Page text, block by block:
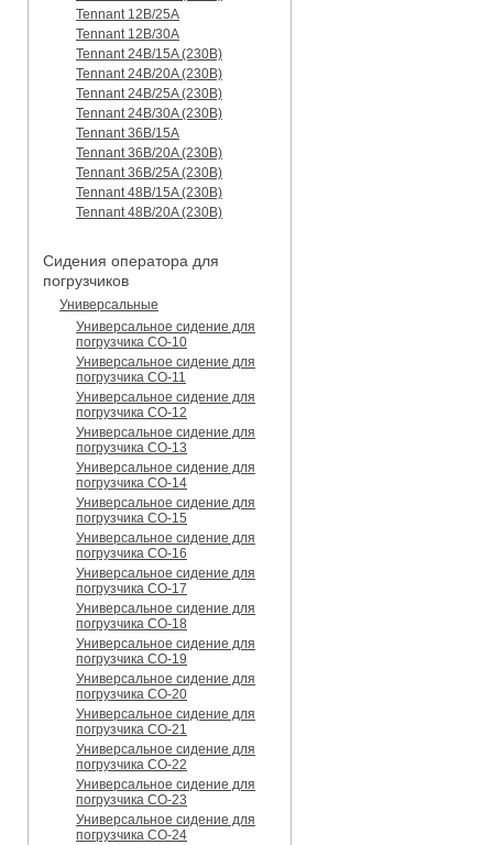
Tennant 12B/25A
Tennant 12B/30A
Tennant 24B/15A (230B)
Tennant 24B/20A (230B)
Tennant 24B/25A (230B)
Tennant 24B/30A (230B)
Tennant 36B/15A
Tennant 36B/20A (230B)
Tennant 36B/25A (230B)
Tennant 48B/15A (230B)
Tennant 48B/20A (230B)
Сидения оператора для
погрузчиков
Универсальные
Универсальное сидение для
погрузчика CO-10
Универсальное сидение для
погрузчика CO-11
Универсальное сидение для
погрузчика CO-12
Универсальное сидение для
погрузчика CO-13
Универсальное сидение для
погрузчика CO-14
Универсальное сидение для
погрузчика CO-15
Универсальное сидение для
погрузчика CO-16
Универсальное сидение для
погрузчика CO-17
Универсальное сидение для
погрузчика CO-18
Универсальное сидение для
погрузчика CO-19
Универсальное сидение для
погрузчика CO-20
Универсальное сидение для
погрузчика CO-21
Универсальное сидение для
погрузчика CO-22
Универсальное сидение для
погрузчика CO-23
Универсальное сидение для
погрузчика CO-24